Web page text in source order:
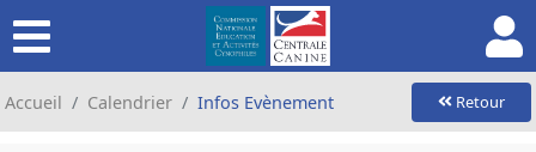
Accueil Calendrier Infos Evènement Retour